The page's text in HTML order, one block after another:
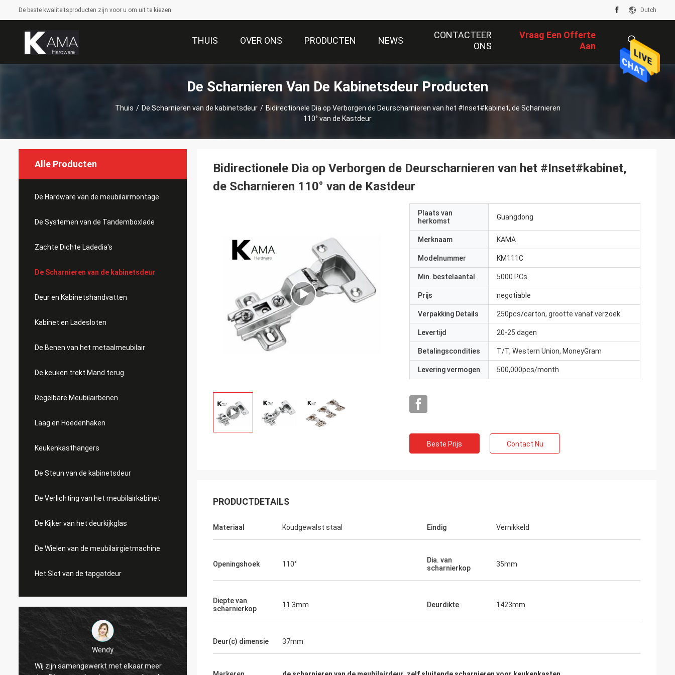
De beste kwaliteitsproducten zijn voor u om uit te kiezen Dutch
THUIS OVER ONS PRODUCTEN NEWS
CONTACTEER
ONS
Vraag Een Offerte
Aan
De Scharnieren Van De Kabinetsdeur Producten
Thuis / De Scharnieren van de kabinetsdeur / Bidirectionele Dia op Verborgen de Deurscharnieren van het #Inset#kabinet, de Scharnieren
110° van de Kastdeur
Alle Producten
De Hardware van de meubilairmontage
De Systemen van de Tandemboxlade
Zachte Dichte Ladedia's
De Scharnieren van de kabinetsdeur
Deur en Kabinetshandvatten
Kabinet en Ladesloten
De Benen van het metaalmeubilair
De keuken trekt Mand terug
Regelbare Meubilairbenen
Laag en Hoedenhaken
Keukenkasthangers
De Steun van de kabinetsdeur
De Verlichting van het meubilairkabinet
De Kijker van het deurkijkglas
De Wielen van de meubilairgietmachine
Het Slot van de tapgatdeur
Wendy
Wij zijn samengewerkt met elkaar meer
Bidirectionele Dia op Verborgen de Deurscharnieren van het #Inset#kabinet,
de Scharnieren 110° van de Kastdeur
Plaats van
herkomst
Guangdong
Merknaam KAMA
Modelnummer KM111C
Min. bestelaantal 5000 PCs
Prijs negotiable
Verpakking Details 250pcs/carton, grootte vanaf verzoek
Levertijd 20-25 dagen
Betalingscondities T/T, Western Union, MoneyGram
Levering vermogen 500,000pcs/month
Beste Prijs Contact Nu
PRODUCTDETAILS
Materiaal Koudgewalst staal Eindig Vernikkeld
Openingshoek 110°
Dia. van
scharnierkop
35mm
Diepte van
scharnierkop
11.3mm Deurdikte 1423mm
Deur(c) dimensie 37mm